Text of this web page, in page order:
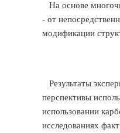
На основе
- от
модификации
Результаты
перспективы
использовании
исследованиях